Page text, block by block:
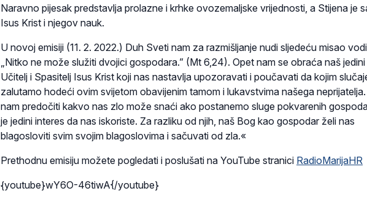
Naravno pijesak predstavlja prolazne i krhke ovozemaljske vrijednosti, a Stijena je
Isus Krist i njegov nauk.
U novoj emisiji (11. 2. 2022.) Duh Sveti nam za razmišljanje nudi sljedeću misao
„Nitko ne može služiti dvojici gospodara.” (Mt 6,24). Opet nam se obraća naš jedini
Učitelj i Spasitelj Isus Krist koji nas nastavlja upozoravati i poučavati da kojim
zalutamo hodeći ovim svijetom obavijenim tamom i lukavstvima našega
nam predočiti kakvo nas zlo može snaći ako postanemo sluge pokvarenih
je jedini interes da nas iskoriste. Za razliku od njih, naš Bog kao gospodar želi nas
blagosloviti svim svojim blagoslovima i sačuvati od zla.«
Prethodnu emisiju možete pogledati i poslušati na YouTube stranici RadioMarijaHR
{youtube}wY6O-46tiwA{/youtube}